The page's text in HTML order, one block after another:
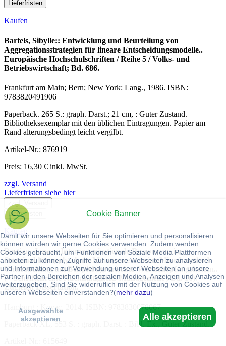
Cookie Banner
Damit wir unsere Webseiten für Sie optimieren und personalisieren
können würden wir gerne Cookies verwenden. Zudem werden
Cookies gebraucht, um Funktionen von Soziale Media Plattformen
anbieten zu können, Zugriffe auf unsere Webseiten zu analysieren
und Informationen zur Verwendung unserer Webseiten an unsere
Partner in den Bereichen der sozialen Medien, Anzeigen und Analysen
weiterzugeben. Sind Sie widerruflich mit der Nutzung von Cookies auf
unseren Webseiten einverstanden?(mehr dazu)
Alle akzeptieren
Ausgewählte
akzeptieren
Lieferfristen
Kaufen
Bartels, Sibylle:: Entwicklung und Beurteilung von
Aggregationsstrategien für lineare Entscheidungsmodelle..
Europäische Hochschulschriften / Reihe 5 / Volks- und
Betriebswirtschaft; Bd. 686.
Frankfurt am Main; Bern; New York: Lang., 1986. ISBN:
9783820491906
Paperback. 265 S.: graph. Darst.; 21 cm, : Guter Zustand.
Bibliotheksexemplar mit den üblichen Eintragungen. Papier am
Rand alterungsbedingt leicht vergilbt.
Artikel-Nr.: 876919
Preis: 16,30 € inkl. MwSt.
zzgl. Versand
Lieferfristen siehe hier
zzgl. Versand
Lieferfristen
Kaufen
Bastian, Jonas:: Interorganisationale Ressourcen im
Sustainable-supply-chain-Management : eine Mixed-method-
Untersuchung am Beispiel agrarischer Wertschöpfungsketten..
(= Schriftenreihe Nachhaltigkeits-Management ; Bd. 16).
Zugleich Dissertation.
Hamburg : Kovac, 2014. ISBN: 9783830078067
Paperback XL, 553 S. : graph. Darst. : Bibl.-Ex., Guter Zustand.